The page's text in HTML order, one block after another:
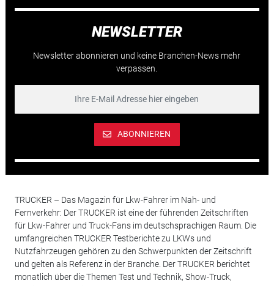
NEWSLETTER
Newsletter abonnieren und keine Branchen-News mehr
verpassen.
ABONNIEREN
TRUCKER – Das Magazin für Lkw-Fahrer im Nah- und
Fernverkehr: Der TRUCKER ist eine der führenden Zeitschriften
für Lkw-Fahrer und Truck-Fans im deutschsprachigen Raum. Die
umfangreichen TRUCKER Testberichte zu LKWs und
Nutzfahrzeugen gehören zu den Schwerpunkten der Zeitschrift
und gelten als Referenz in der Branche. Der TRUCKER berichtet
monatlich über die Themen Test und Technik, Show-Truck,